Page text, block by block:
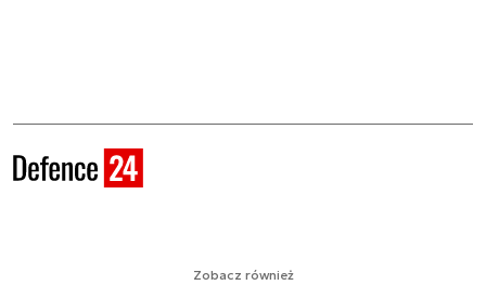
Zobacz również